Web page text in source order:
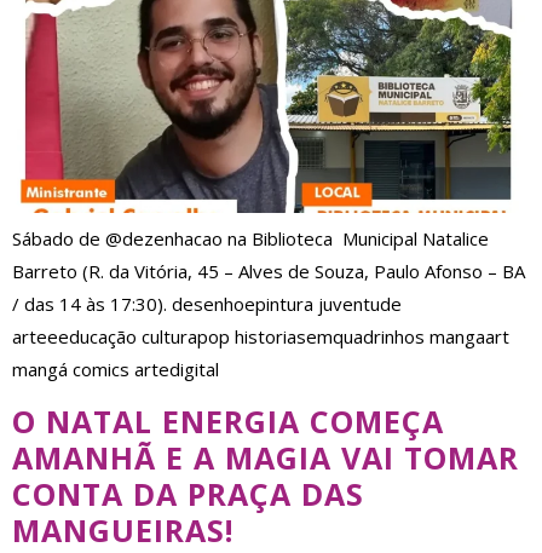
Sábado de @dezenhacao na Biblioteca Municipal Natalice
Barreto (R. da Vitória, 45 – Alves de Souza, Paulo Afonso – BA
/ das 14 às 17:30). desenhoepintura juventude
arteeeducação culturapop historiasemquadrinhos mangaart
mangá comics artedigital
O NATAL ENERGIA COMEÇA
AMANHÃ E A MAGIA VAI TOMAR
CONTA DA PRAÇA DAS
MANGUEIRAS!